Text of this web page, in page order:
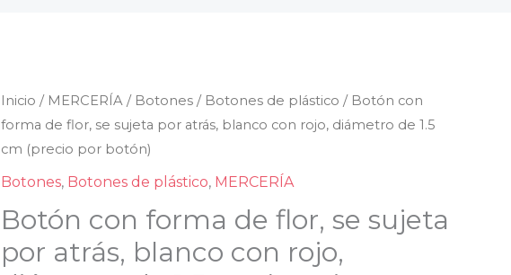
Inicio / MERCERÍA / Botones / Botones de plástico / Botón con
forma de flor, se sujeta por atrás, blanco con rojo, diámetro de 1.5
cm (precio por botón)
Botones, Botones de plástico, MERCERÍA
Botón con forma de flor, se sujeta
por atrás, blanco con rojo,
Botón
con
forma
de
se
sujeta